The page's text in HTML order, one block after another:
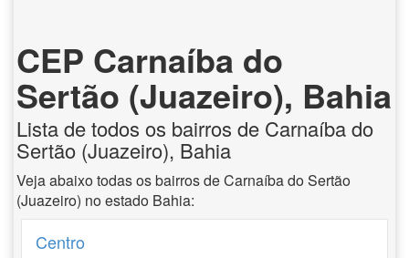
CEP Carnaíba do
Sertão (Juazeiro), Bahia
Lista de todos os bairros de Carnaíba do
Sertão (Juazeiro), Bahia
Veja abaixo todas os bairros de Carnaíba do Sertão
(Juazeiro) no estado Bahia:
Centro